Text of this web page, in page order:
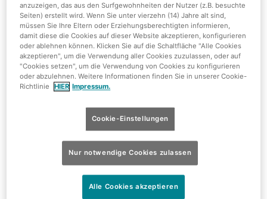
Jahreskarte Bronze Vorteile:
-freier Eintritt von Montag - Freitagins Tropical
Islands *
- Tropische Erlebnis-Landschaft
- Außenbereich AMAZONIA
Ferien von Berlin, Brandenburg und Sachsen, an
Feiertagen, am 31.12. sowie zu
Sonderveranstaltungen ausgeschlossen.
anzuzeigen, das aus den Surfgewohnheiten der Nutzer (z.B. besuchte
Seiten) erstellt wird. Wenn Sie unter vierzehn (14) Jahre alt sind,
müssen Sie Ihre Eltern oder Erziehungsberechtigten informieren,
damit diese die Cookies auf dieser Website akzeptieren, konfigurieren
oder ablehnen können. Klicken Sie auf die Schaltfläche "Alle Cookies
akzeptieren", um die Verwendung aller Cookies zuzulassen, oder auf
"Cookies setzen", um die Verwendung von Cookies zu konfigurieren
oder abzulehnen. Weitere Informationen finden Sie in unserer Cookie-
Richtlinie
HIER Impressum.
Cookie-Einstellungen
Nur notwendige Cookies zulassen
Alle Cookies akzeptieren